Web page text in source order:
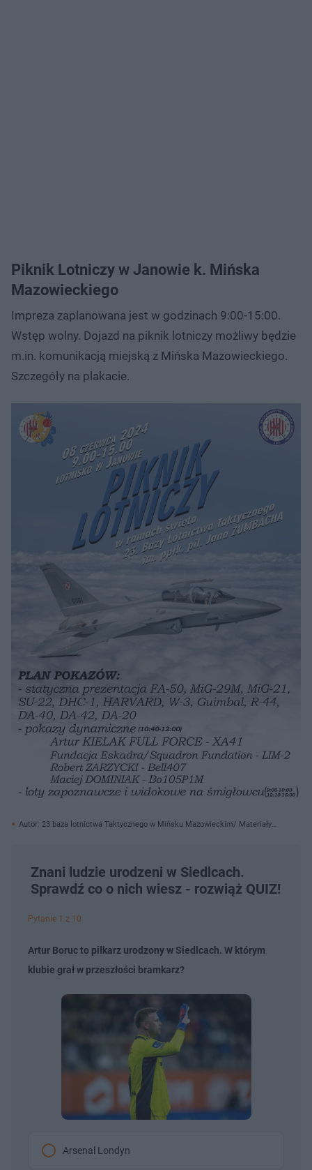
Piknik Lotniczy w Janowie k. Mińska
Mazowieckiego
Impreza zaplanowana jest w godzinach 9:00-15:00.
Wstęp wolny.​ Dojazd na piknik lotniczy możliwy będzie
m.in. komunikacją miejską z Mińska Mazowieckiego.​
Szczegóły na plakacie.
Autor: 23 baza lotnictwa Taktycznego w Mińsku Mazowieckim/ Materiały
Znani ludzie urodzeni w Siedlcach.
Sprawdź co o nich wiesz - rozwiąż QUIZ!
Pytanie 1 z 10
Artur Boruc to piłkarz urodzony w Siedlcach. W którym
klubie grał w przeszłości bramkarz?
Arsenal Londyn